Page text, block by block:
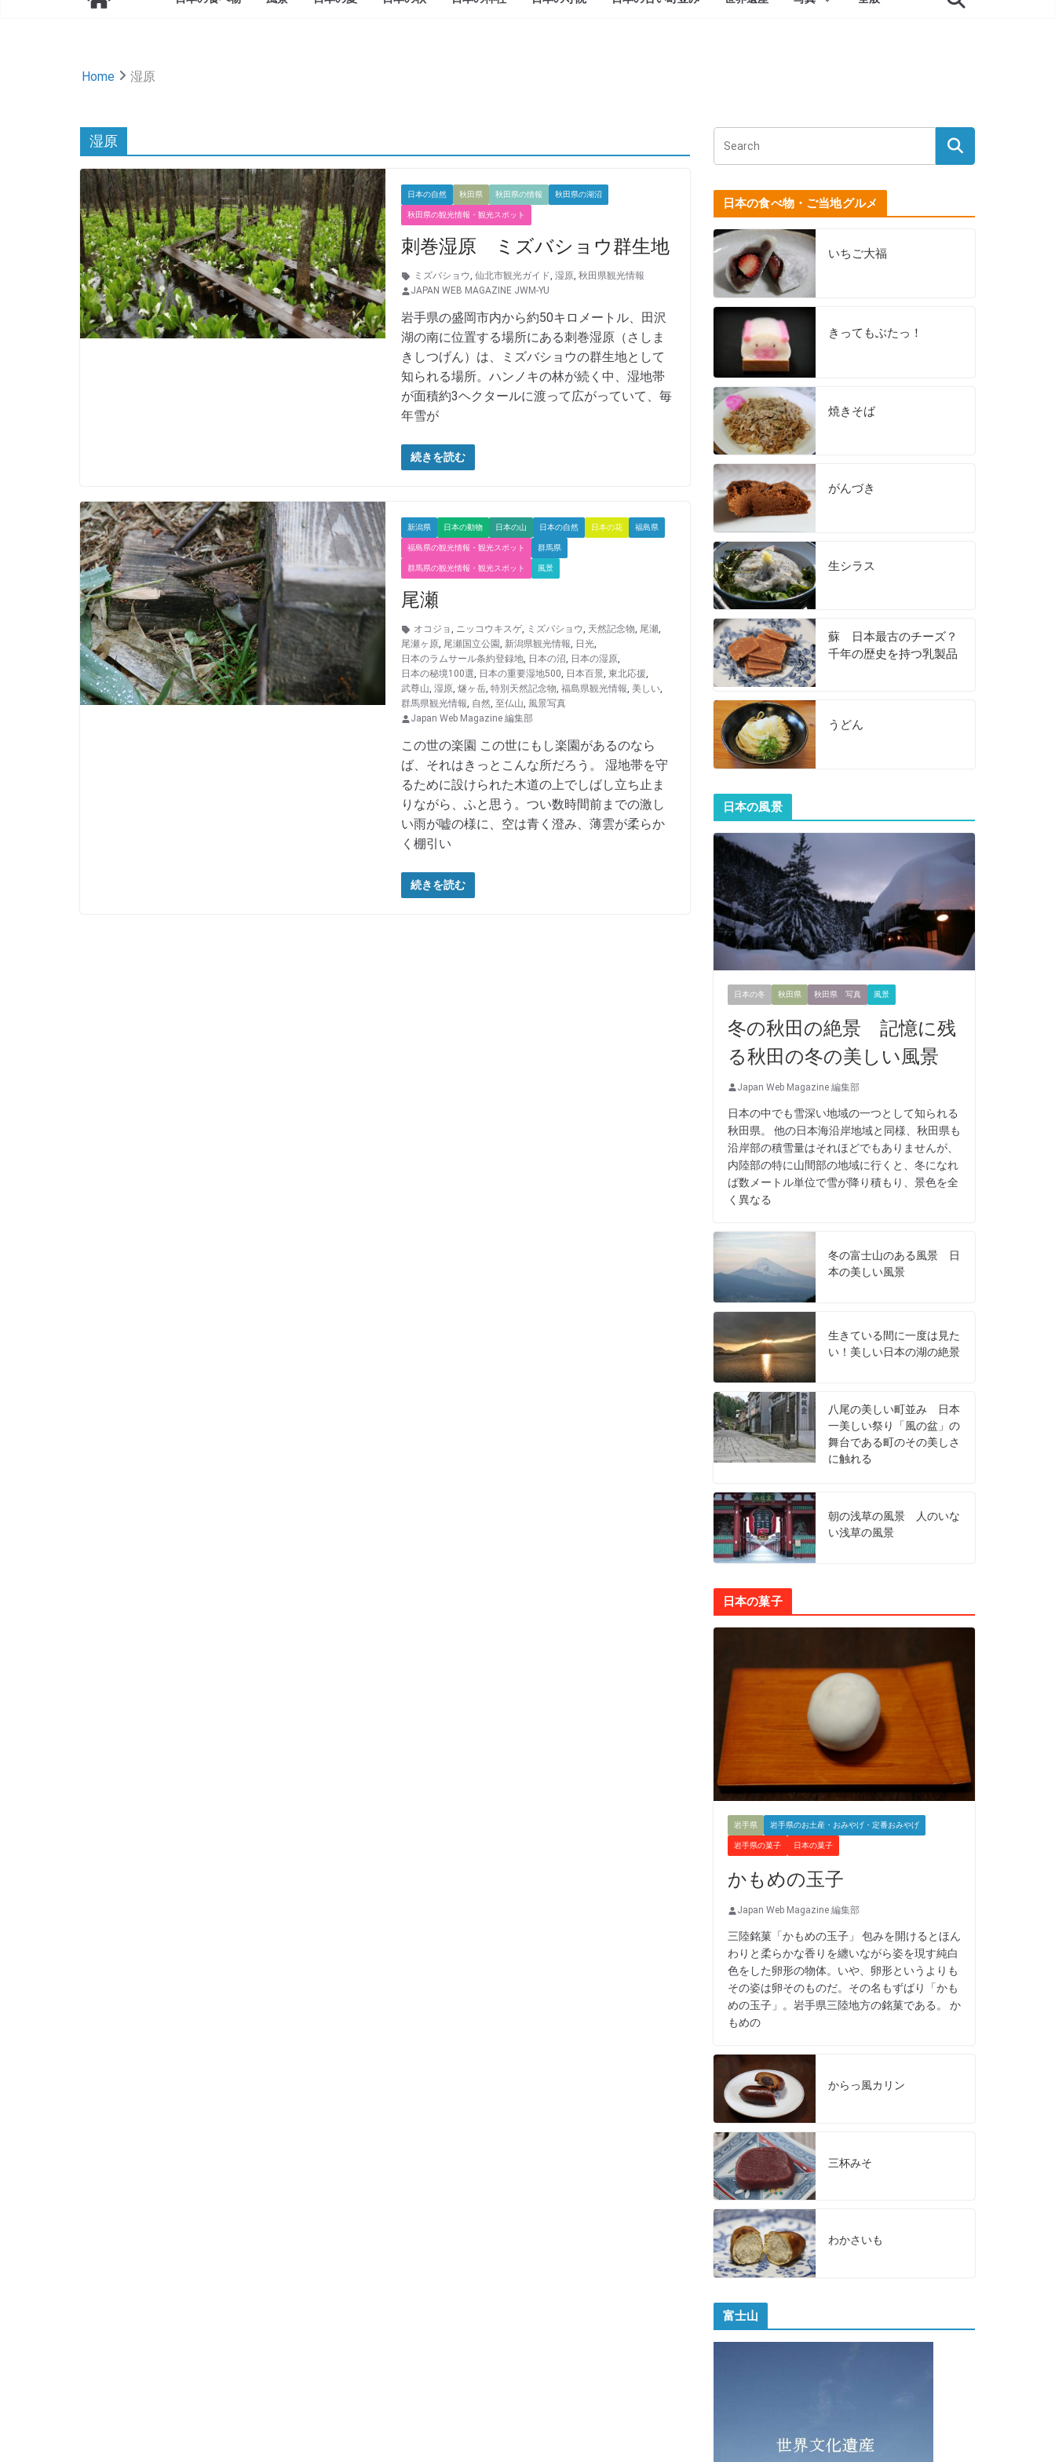
Home 湿原
湿原
日本の自然 秋田県 秋田県の情報 秋田県の湖沼
秋田県の観光情報・観光スポット
刺巻湿原 ミズバショウ群生地
ミズバショウ, 仙北市観光ガイド, 湿原, 秋田県観光情報
JAPAN WEB MAGAZINE JWM-YU
岩手県の盛岡市内から約50キロメートル、田沢
湖の南に位置する場所にある刺巻湿原（さしま
きしつげん）は、ミズバショウの群生地として
知られる場所。ハンノキの林が続く中、湿地帯
が面積約3ヘクタールに渡って広がっていて、毎
年雪が
続きを読む
新潟県 日本の動物 日本の山 日本の自然 日本の花 福島県
福島県の観光情報・観光スポット 群馬県
群馬県の観光情報・観光スポット 風景
尾瀬
オコジョ , ニッコウキスゲ, ミズバショウ, 天然記念物, 尾瀬,
尾瀬ヶ原, 尾瀬国立公園, 新潟県観光情報, 日光,
日本のラムサール条約登録地, 日本の沼, 日本の湿原,
日本の秘境100選, 日本の重要湿地500, 日本百景, 東北応援,
武尊山, 湿原, 燧ヶ岳, 特別天然記念物, 福島県観光情報, 美しい,
群馬県観光情報, 自然, 至仏山, 風景写真
Japan Web Magazine 編集部
この世の楽園 この世にもし楽園があるのなら
ば、それはきっとこんな所だろう。 湿地帯を守
るために設けられた木道の上でしばし立ち止ま
りながら、ふと思う。つい数時間前までの激し
い雨が嘘の様に、空は青く澄み、薄雲が柔らか
く棚引い
続きを読む
日本の食べ物・ご当地グルメ
いちご大福
きってもぶたっ！
焼きそば
がんづき
生シラス
蘇 日本最古のチーズ？
千年の歴史を持つ乳製品
うどん
日本の風景
日本の冬 秋田県 秋田県 写真 風景
冬の秋田の絶景 記憶に残
る秋田の冬の美しい風景
Japan Web Magazine 編集部
日本の中でも雪深い地域の一つとして知られる
秋田県。 他の日本海沿岸地域と同様、秋田県も
沿岸部の積雪量はそれほどでもありませんが、
内陸部の特に山間部の地域に行くと、冬になれ
ば数メートル単位で雪が降り積もり、景色を全
く異なる
冬の富士山のある風景 日
本の美しい風景
生きている間に一度は見た
い！美しい日本の湖の絶景
八尾の美しい町並み 日本
一美しい祭り「風の盆」の
舞台である町のその美しさ
に触れる
朝の浅草の風景 人のいな
い浅草の風景
日本の菓子
岩手県 岩手県のお土産・おみやげ・定番おみやげ
岩手県の菓子 日本の菓子
かもめの玉子
Japan Web Magazine 編集部
三陸銘菓「かもめの玉子」 包みを開けるとほん
わりと柔らかな香りを纏いながら姿を現す純白
色をした卵形の物体。いや、卵形というよりも
その姿は卵そのものだ。その名もずばり「かも
めの玉子」。岩手県三陸地方の銘菓である。 か
もめの
からっ風カリン
三杯みそ
わかさいも
富士山